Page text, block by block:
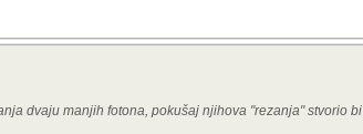
dvaju manjih fotona, pokušaj njihova "rezanja" stvorio bi